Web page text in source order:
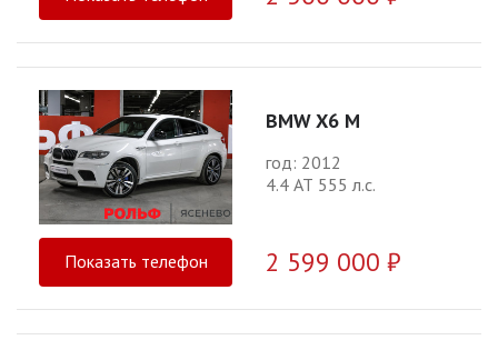
BMW X6 M
год: 2012
4.4 АТ 555 л.с.
Показать телефон 2 599 000 ₽